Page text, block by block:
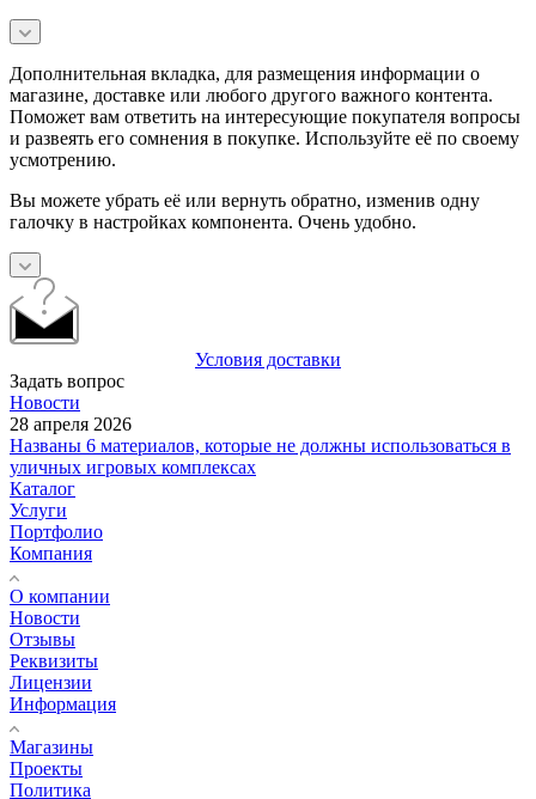
Дополнительная вкладка, для размещения информации о
магазине, доставке или любого другого важного контента.
Поможет вам ответить на интересующие покупателя вопросы
и развеять его сомнения в покупке. Используйте её по своему
усмотрению.
Вы можете убрать её или вернуть обратно, изменив одну
галочку в настройках компонента. Очень удобно.
Условия доставки
Задать вопрос
Новости
28 апреля 2026
Названы 6 материалов, которые не должны использоваться в
уличных игровых комплексах
Каталог
Услуги
Портфолио
Компания
О компании
Новости
Отзывы
Реквизиты
Лицензии
Информация
Магазины
Проекты
Политика